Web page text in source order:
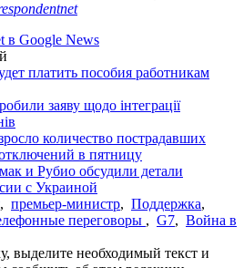
в Google News
платить пособия работникам
заяву щодо інтеграції
количество пострадавших
в пятницу
и Рубио обсудили детали
с Украиной
, премьер-министр, Поддержка,
переговоры , G7, Война в
выделите необходимый текст и